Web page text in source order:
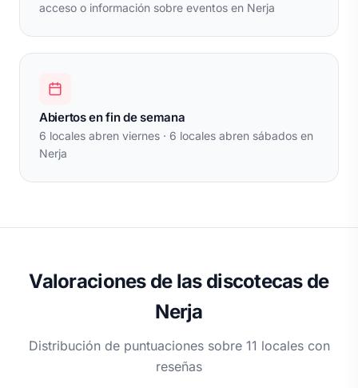
acceso o información sobre eventos en Nerja
Abiertos en fin de semana
6 locales abren viernes · 6 locales abren sábados en
Nerja
Valoraciones de las discotecas de
Nerja
Distribución de puntuaciones sobre 11 locales con
reseñas